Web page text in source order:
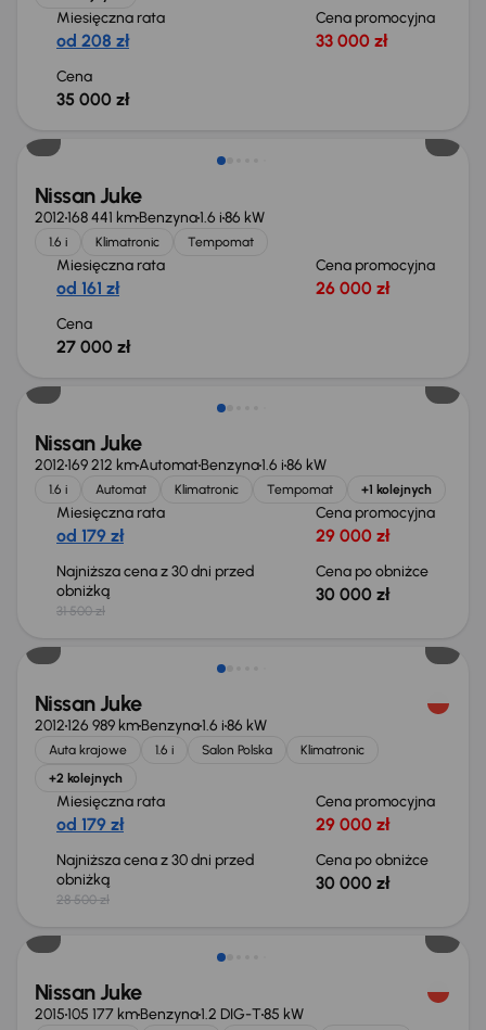
Miesięczna rata
od 208 zł
Cena promocyjna
33 000 zł
Cena
35 000 zł
Nissan Juke
2012168 441 kmBenzyna1.6 i86 kW
1.6 i Klimatronic Tempomat
Miesięczna rata
od 161 zł
Cena promocyjna
26 000 zł
Cena
27 000 zł
Nissan Juke
2012169 212 kmAutomatBenzyna1.6 i86 kW
1.6 i Automat Klimatronic Tempomat +1 kolejnych
Miesięczna rata
od 179 zł
Cena promocyjna
29 000 zł
Najniższa cena z 30 dni przed
obniżką
31 500 zł
Cena po obniżce
30 000 zł
Nissan Juke
2012126 989 kmBenzyna1.6 i86 kW
Auta krajowe 1.6 i Salon Polska
Klimatronic
+2 kolejnych
Miesięczna rata
od 179 zł
Cena promocyjna
29 000 zł
Najniższa cena z 30 dni przed
obniżką
28 500 zł
Cena po obniżce
30 000 zł
Nissan Juke
2015105 177 kmBenzyna1.2 DIG-T85 kW